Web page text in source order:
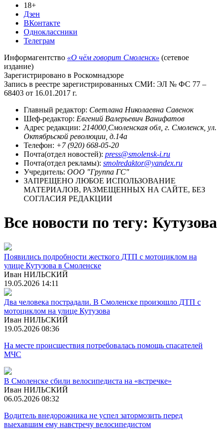
18+
Дзен
ВКонтакте
Одноклассники
Телеграм
Информагентство «О чём говорит Смоленск» (сетевое
издание)
Зарегистрировано в Роскомнадзоре
Запись в реестре зарегистрированных СМИ: ЭЛ № ФС 77 –
68403 от 16.01.2017 г.
Главный редактор: Светлана Николаевна Савенок
Шеф-редактор: Евгений Валерьевич Ванифатов
Адрес редакции: 214000,Смоленская обл, г. Смоленск, ул.
Октябрьской революции, д.14а
Телефон: +7 (920) 668-05-20
Почта(отдел новостей): press@smolensk-i.ru
Почта(отдел рекламы): smolredaktor@yandex.ru
Учредитель: ООО "Группа ГС"
ЗАПРЕЩЕНО ЛЮБОЕ ИСПОЛЬЗОВАНИЕ
МАТЕРИАЛОВ, РАЗМЕЩЕННЫХ НА САЙТЕ, БЕЗ
СОГЛАСИЯ РЕДАКЦИИ
Все новости по тегу: Кутузова
Появились подробности жесткого ДТП с мотоциклом на
улице Кутузова в Смоленске
Иван НИЛЬСКИЙ
19.05.2026 14:11
Два человека пострадали. В Смоленске произошло ДТП с
мотоциклом на улице Кутузова
Иван НИЛЬСКИЙ
19.05.2026 08:36
На месте происшествия потребовалась помощь спасателей
МЧС
В Смоленске сбили велосипедиста на «встречке»
Иван НИЛЬСКИЙ
06.05.2026 08:32
Водитель внедорожника не успел затормозить перед
выехавшим ему навстречу велосипедистом